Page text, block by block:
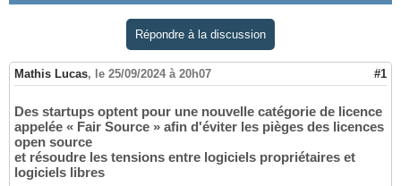
Répondre à la discussion
Mathis Lucas, le 25/09/2024 à 20h07 #1
Des startups optent pour une nouvelle catégorie de licence
appelée « Fair Source » afin d'éviter les pièges des licences
open source
et résoudre les tensions entre logiciels propriétaires et
logiciels libres